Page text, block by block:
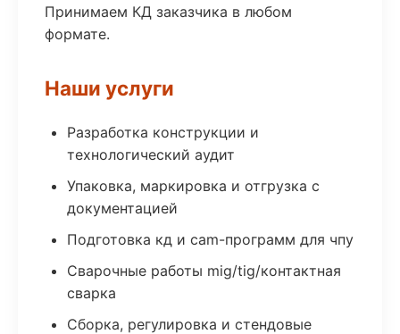
Принимаем КД заказчика в любом
формате.
Наши услуги
Разработка конструкции и
технологический аудит
Упаковка, маркировка и отгрузка с
документацией
Подготовка кд и cam-программ для чпу
Сварочные работы mig/tig/контактная
сварка
Сборка, регулировка и стендовые